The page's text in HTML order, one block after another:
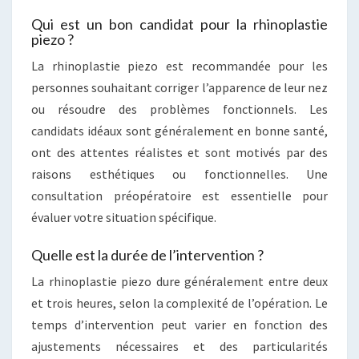
Qui est un bon candidat pour la rhinoplastie
piezo ?
La rhinoplastie piezo est recommandée pour les
personnes souhaitant corriger l’apparence de leur nez
ou résoudre des problèmes fonctionnels. Les
candidats idéaux sont généralement en bonne santé,
ont des attentes réalistes et sont motivés par des
raisons esthétiques ou fonctionnelles. Une
consultation préopératoire est essentielle pour
évaluer votre situation spécifique.
Quelle est la durée de l’intervention ?
La rhinoplastie piezo dure généralement entre deux
et trois heures, selon la complexité de l’opération. Le
temps d’intervention peut varier en fonction des
ajustements nécessaires et des particularités